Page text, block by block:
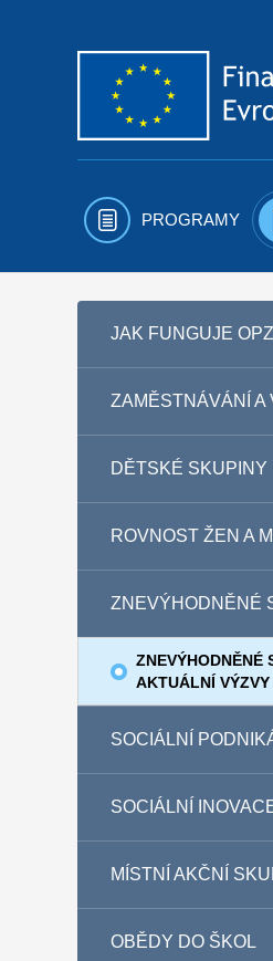
PROGRAMY
JAK FUNGUJE
ZAMĚSTNÁVÁNÍ A
DĚTSKÉ SKUPINY
ROVNOST ŽEN A
ZNEVÝHODNĚNÉ
ZNEVÝHODNĚNÉ
AKTUÁLNÍ VÝZVY
SOCIÁLNÍ
SOCIÁLNÍ
MÍSTNÍ AKČNÍ
OBĚDY DO ŠKOL